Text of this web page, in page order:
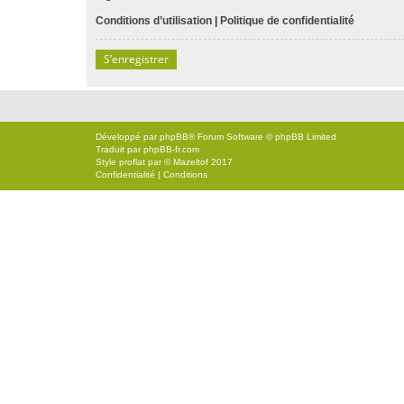
Conditions d’utilisation | Politique de confidentialité
S’enregistrer
Développé parphpBB® Forum Software © phpBB Limited
Traduit parphpBB-fr.com
Style proflat par ©Mazeltof 2017
Confidentialité | Conditions